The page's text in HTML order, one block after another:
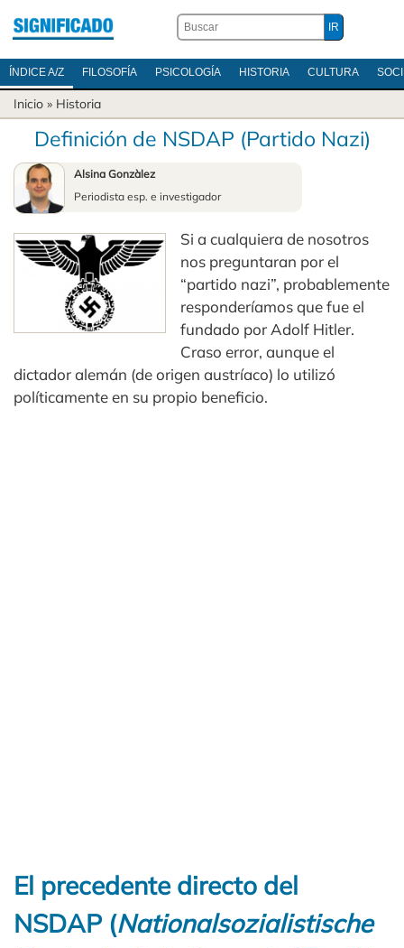
ÍNDICE A/Z FILOSOFÍA PSICOLOGÍA HISTORIA CULTURA
Inicio » Historia
Definición de NSDAP (Partido Nazi)
Alsina Gonzàlez
Periodista esp. e investigador
Si a cualquiera de nosotros
nos preguntaran por el
“partido nazi”, probablemente
responderíamos que fue el
fundado por Adolf Hitler.
Craso error, aunque el
dictador alemán (de origen austríaco) lo utilizó
políticamente en su propio beneficio.
El precedente directo del
NSDAP (Nationalsozialistische